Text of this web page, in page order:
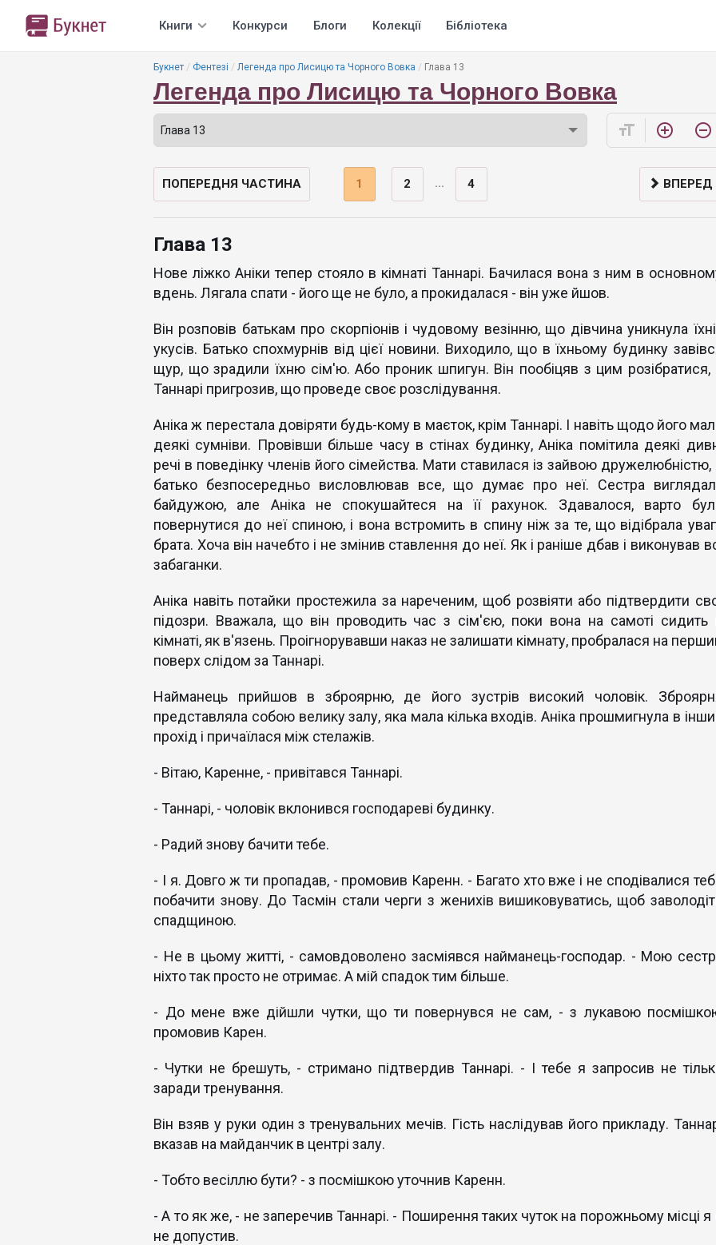
Книги Конкурси Блоги Колекції Бібліотека
Букнет Фентезі Легенда про Лисицю та Чорного Вовка Глава 13
Легенда про Лисицю та Чорного Вовка
format_size add_circle_outline remove_circle_outline
ПОПЕРЕДНЯ ЧАСТИНА 1 2 ... 4 ВПЕРЕД
Глава 13
Нове ліжко Аніки тепер стояло в кімнаті Таннарі. Бачилася вона з ним в
вдень. Лягала спати - його ще не було, а прокидалася - він уже йшов.
Він розповів батькам про скорпіонів і чудовому везінню, що дівчина уникнула
укусів. Батько спохмурнів від цієї новини. Виходило, що в їхньому будинку
щур, що зрадили їхню сім'ю. Або проник шпигун. Він пообіцяв з цим розібратися,
Таннарі пригрозив, що проведе своє розслідування.
Аніка ж перестала довіряти будь-кому в маєток, крім Таннарі. І навіть щодо його
деякі сумніви. Провівши більше часу в стінах будинку, Аніка помітила деякі
речі в поведінку членів його сімейства. Мати ставилася із зайвою дружелюбністю,
батько безпосередньо висловлював все, що думає про неї. Сестра
байдужою, але Аніка не спокушайтеся на її рахунок. Здавалося, варто
повернутися до неї спиною, і вона встромить в спину ніж за те, що відібрала
брата. Хоча він начебто і не змінив ставлення до неї. Як і раніше дбав і виконував
забаганки.
Аніка навіть потайки простежила за нареченим, щоб розвіяти або підтвердити
підозри. Вважала, що він проводить час з сім'єю, поки вона на самоті сидить
кімнаті, як в'язень. Проігнорувавши наказ не залишати кімнату, пробралася на
поверх слідом за Таннарі.
Найманець прийшов в зброярню, де його зустрів високий чоловік.
представляла собою велику залу, яка мала кілька входів. Аніка прошмигнула в
прохід і причаїлася між стелажів.
- Вітаю, Каренне, - привітався Таннарі.
- Таннарі, - чоловік вклонився господареві будинку.
- Радий знову бачити тебе.
- І я. Довго ж ти пропадав, - промовив Каренн. - Багато хто вже і не сподівалися
побачити знову. До Тасмін стали черги з женихів вишиковуватись, щоб
спадщиною.
- Не в цьому житті, - самовдоволено засміявся найманець-господар. - Мою
ніхто так просто не отримає. А мій спадок тим більше.
- До мене вже дійшли чутки, що ти повернувся не сам, - з лукавою
промовив Карен.
- Чутки не брешуть, - стримано підтвердив Таннарі. - І тебе я запросив не
заради тренування.
Він взяв у руки один з тренувальних мечів. Гість наслідував його прикладу.
вказав на майданчик в центрі залу.
- Тобто весіллю бути? - з посмішкою уточнив Каренн.
- А то як же, - не заперечив Таннарі. - Поширення таких чуток на порожньому місці я
не допустив.